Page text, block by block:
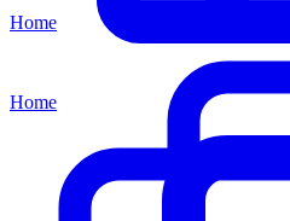
Home
Home